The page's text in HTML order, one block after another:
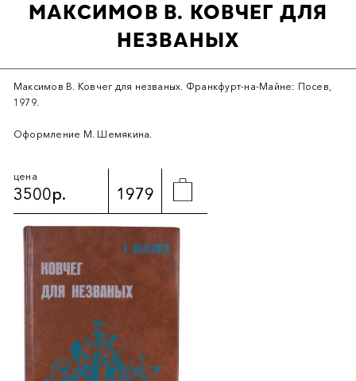
МАКСИМОВ В. КОВЧЕГ ДЛЯ
НЕЗВАНЫХ
Максимов В. Ковчег для незваных. Франкфурт-на-Майне: Посев,
1979.
Оформление М. Шемякина.
цена
3500р. 1979